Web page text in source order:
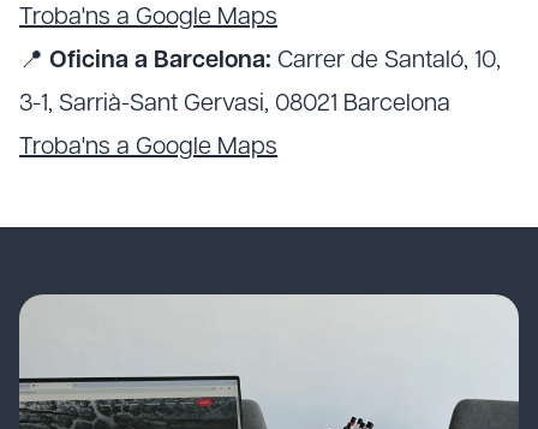
Troba'ns a Google Maps
📍 Oficina a Barcelona: Carrer de Santaló, 10,
3-1, Sarrià-Sant Gervasi, 08021 Barcelona
Troba'ns a Google Maps